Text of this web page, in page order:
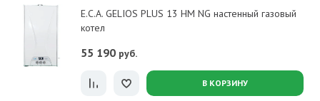
E.C.A. GELIOS PLUS 13 HM NG настенный газовый
котел
55 190 руб.
В КОРЗИНУ